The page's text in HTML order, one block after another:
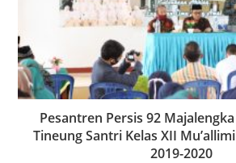
Pesantren Persis 92
Tineung Santri Kelas XII
2019-2020